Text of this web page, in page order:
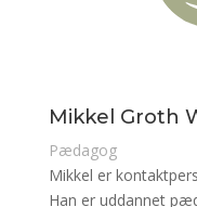
Mikkel Groth
Pædagog
Mikkel er
Han er uddannet